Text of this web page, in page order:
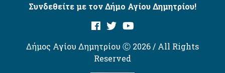
Συνδεθείτε με τον Δήμο Αγίου Δημητρίου!
Δήμος Αγίου Δημητρίου Ⓒ 2026 / All Rights
Reserved